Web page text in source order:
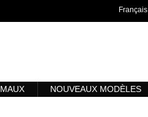
Français
NOUVEAUX MODÈLES